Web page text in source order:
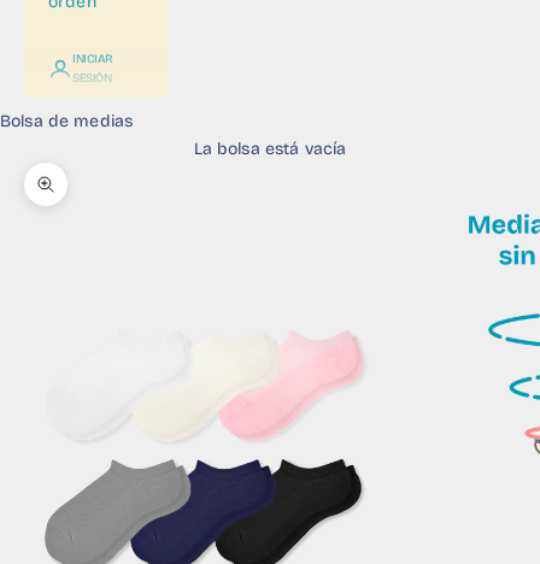
INICIAR
SESIÓN
Bolsa de medias
La bolsa está vacía
Zoom